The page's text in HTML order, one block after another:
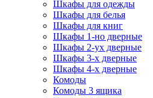
Шкафы для одежды
Шкафы для белья
Шкафы для книг
Шкафы 1-но дверные
Шкафы 2-ух дверные
Шкафы 3-х дверные
Шкафы 4-х дверные
Комоды
Комоды 3 ящика